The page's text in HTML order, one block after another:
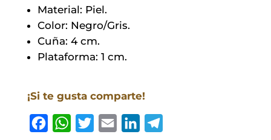
Material: Piel.
Color: Negro/Gris.
Cuña: 4 cm.
Plataforma: 1 cm.
¡Si te gusta comparte!
W